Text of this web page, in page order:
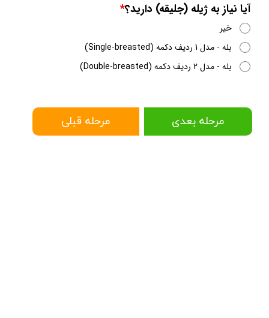
مرحله قبلی مرحله بعدی
آیا نیاز به ژیله (جلیقه) دارید؟
خیر
بله - مدل 1 ردیف دکمه (Single-breasted)
بله - مدل 2 ردیف دکمه (Double-breasted)